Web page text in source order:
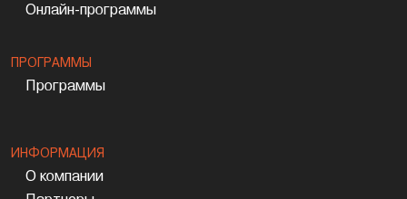
Онлайн-программы
ПРОГРАММЫ
Программы
ИНФОРМАЦИЯ
О компании